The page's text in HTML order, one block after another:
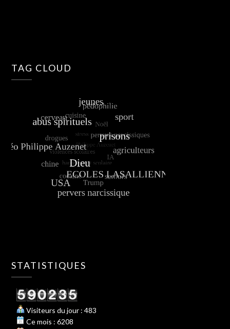
TAG CLOUD
STATISTIQUES
Visiteurs du jour : 483
Ce mois : 6208